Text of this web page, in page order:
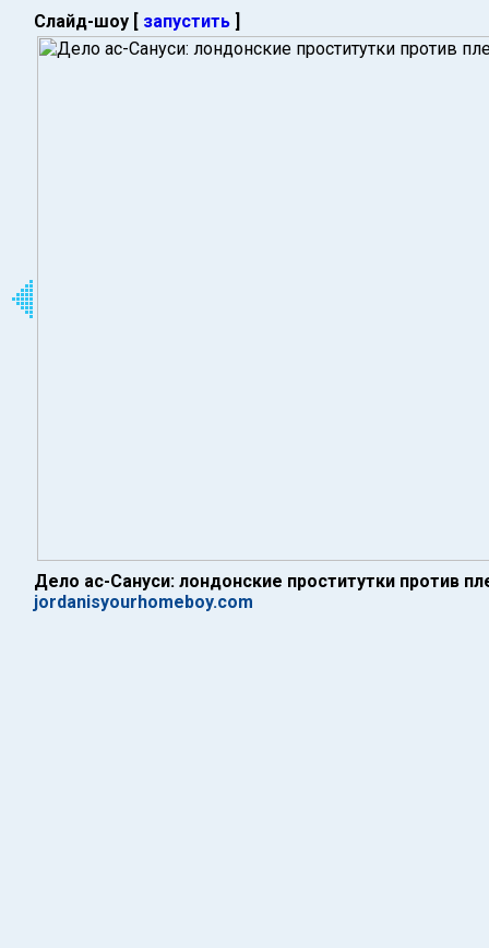
Слайд-шоу [ запустить ]
Дело ас-Сануси: лондонские проститутки против
jordanisyourhomeboy.com